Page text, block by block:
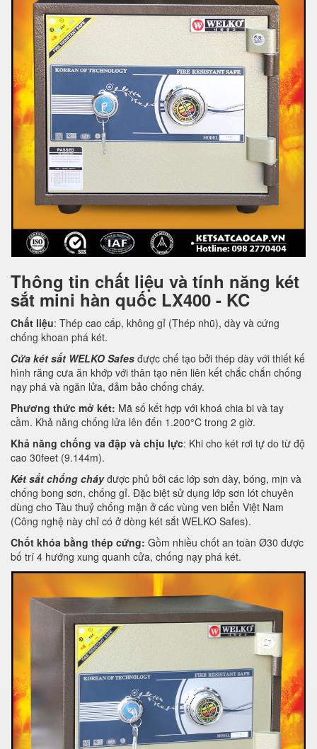
Thông tin chất liệu và tính năng két
sắt mini hàn quốc LX400 - KC
Chất liệu: Thép cao cấp, không gỉ (Thép nhũ), dày và cứng
chống khoan phá két.
Cửa két sắt WELKO Safes được chế tạo bởi thép dày với thiết kế
hình răng cưa ăn khớp với thân tạo nên liên kết chắc chắn chống
nạy phá và ngăn lửa, đảm bảo chống cháy.
Phương thức mở két: Mã số kết hợp với khoá chia bi và tay
cầm. Khả năng chống lửa lên đến 1.200°C trong 2 giờ.
Khả năng chống va đập và chịu lực: Khi cho két rơi tự do từ độ
cao 30feet (9.144m).
Két sắt chống cháyđược phủ bởi các lớp sơn dày, bóng, mịn và
chống bong sơn, chống gỉ. Đặc biệt sử dụng lớp sơn lót chuyên
dùng cho Tàu thuỷ chống mặn ở các vùng ven biển Việt Nam
(Công nghệ này chỉ có ở dòng két sắt WELKO Safes).
Chốt khóa bằng thép cứng: Gồm nhiều chốt an toàn Ø30 được
bố trí 4 hướng xung quanh cửa, chống nạy phá két.